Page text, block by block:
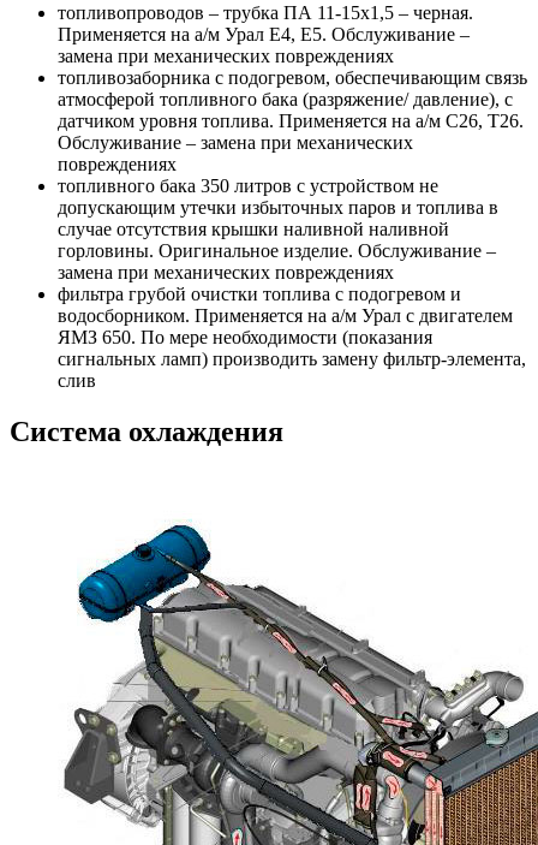
топливопроводов – трубка ПА 11-15х1,5 – черная.
Применяется на а/м Урал Е4, Е5. Обслуживание –
замена при механических повреждениях
топливозаборника с подогревом, обеспечивающим связь
атмосферой топливного бака (разряжение/ давление), с
датчиком уровня топлива. Применяется на а/м С26, Т26.
Обслуживание – замена при механических
повреждениях
топливного бака 350 литров с устройством не
допускающим утечки избыточных паров и топлива в
случае отсутствия крышки наливной наливной
горловины. Оригинальное изделие. Обслуживание –
замена при механических повреждениях
фильтра грубой очистки топлива с подогревом и
водосборником. Применяется на а/м Урал с двигателем
ЯМЗ 650. По мере необходимости (показания
сигнальных ламп) производить замену фильтр-элемента,
слив
Система охлаждения